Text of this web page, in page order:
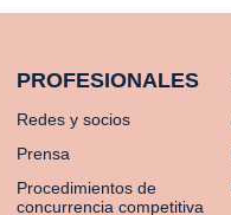
PROFESIONALES
Redes y socios
Prensa
Procedimientos de
concurrencia competitiva